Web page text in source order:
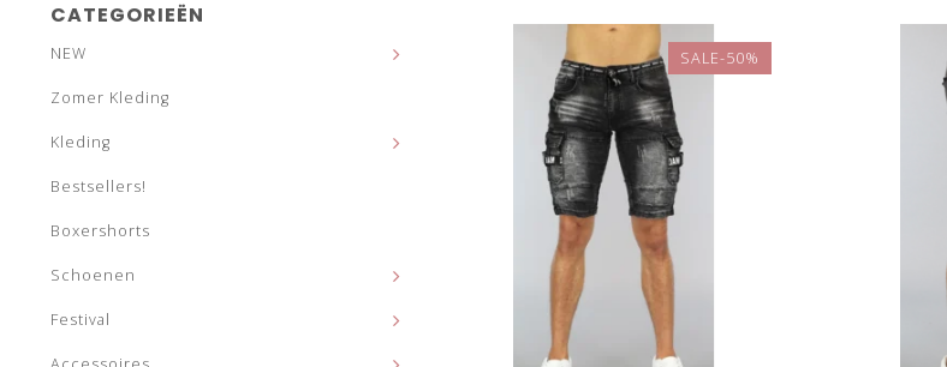
CATEGORIEËN
NEW
Zomer Kleding
Kleding
Bestsellers!
Boxershorts
Schoenen
Festival
SALE-50%